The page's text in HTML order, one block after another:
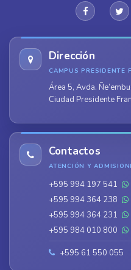
Dirección
CAMPUS PRESIDENTE
Área 5, Avda.
Ciudad Presidente
Contactos
ATENCIÓN Y
+595 994 197 541
+595 994 364 238
+595 994 364 231
+595 984 010 800
+595 61 550 055